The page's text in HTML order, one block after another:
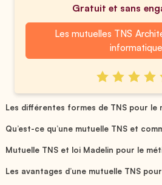
Gratuit et sans
Les mutuelles TNS
informatique
Les différentes formes de TNS pour le
Qu’est-ce qu’une mutuelle TNS et
Mutuelle TNS et loi Madelin pour le
Les avantages d’une mutuelle TNS